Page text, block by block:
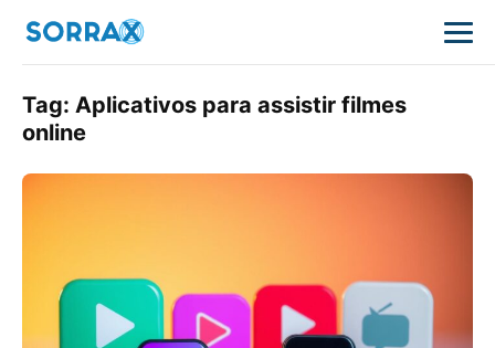
Tag: Aplicativos para assistir filmes
online